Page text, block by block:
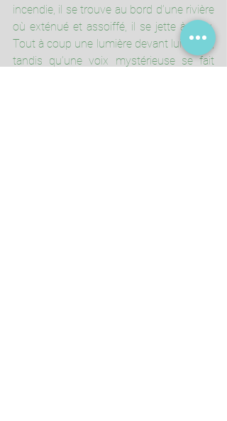
incendie, il se trouve au bord d’une rivière
où exténué et assoiffé, il se jette à l’eau.
Tout à coup une lumière devant lui surgit,
tandis qu’une voix mystérieuse se fait